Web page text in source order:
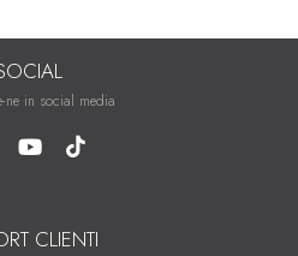
ne in social media
CLIENTI